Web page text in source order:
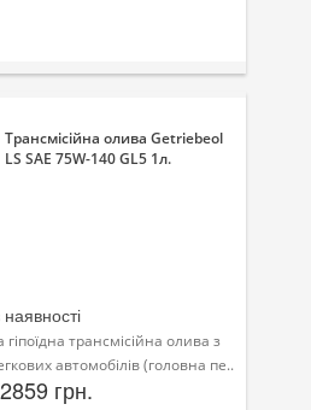
Трансмісійна олива Getriebeol
LS SAE 75W-140 GL5 1л.
трансмісійна олива з
автомобілів (головна пе..
2859 грн.